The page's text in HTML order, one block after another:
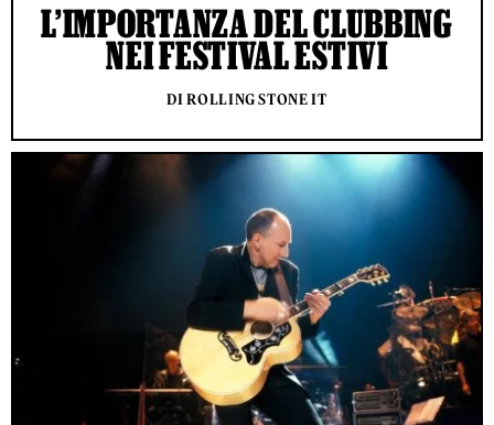
L’IMPORTANZA DEL CLUBBING
NEI FESTIVAL ESTIVI
DI ROLLING STONE IT